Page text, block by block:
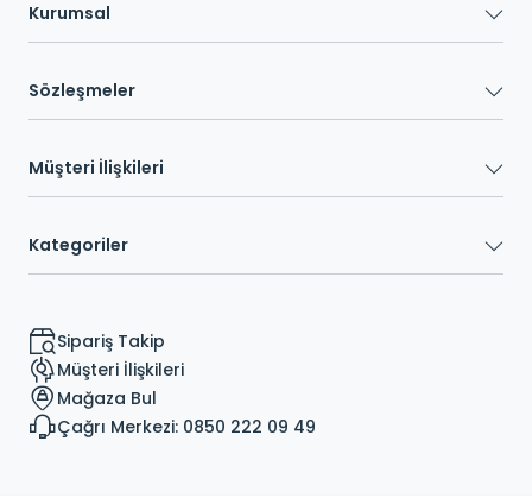
Kurumsal
Sözleşmeler
Müşteri İlişkileri
Kategoriler
Sipariş Takip
Müşteri İlişkileri
Mağaza Bul
Çağrı Merkezi: 0850 222 09 49